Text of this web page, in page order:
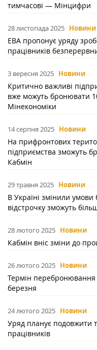
тимчасові — Мінцифри
28 листопада 2025 Новини
ЕВА пропонує уряду
працівників
3 вересня 2025 Новини
Критично важливі
вже можуть бронювати
Мінекономіки
14 серпня 2025 Новини
На прифронтових
підприємства зможуть
Кабмін
29 травня 2025 Новини
В Україні змінили
відстрочку зможуть
28 лютого 2025 Новини
Кабмін вніс зміни до
26 лютого 2025 Новини
Термін перебронювання
березня
24 лютого 2025 Новини
Уряд планує подовжити
працівників